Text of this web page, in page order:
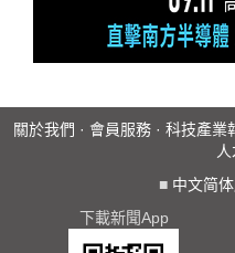
關於我們 · 會員服務 · 科技產業
■ 中文简
下載新聞App